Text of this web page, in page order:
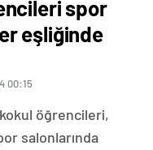
spor
eşliğinde
00:15
öğrencileri,
salonlarında